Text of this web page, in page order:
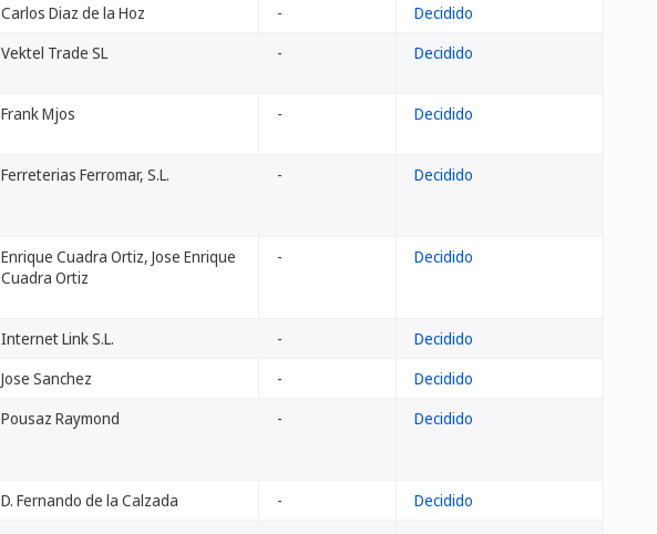
Carlos Diaz de la Hoz -
Decidido
Vektel Trade SL - Decidido
Frank Mjos - Decidido
Ferreterias Ferromar, S.L. - Decidido
Enrique Cuadra Ortiz, Jose Enrique
Cuadra Ortiz
- Decidido
Internet Link S.L. -
Decidido
Jose Sanchez -
Decidido
Pousaz Raymond - Decidido
D. Fernando de la Calzada -
Decidido